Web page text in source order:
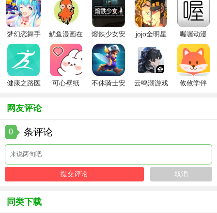
4. 离线功能完善：支持离线地图下载和离线使用，无需网络
也能正常使用。
5. 多语言支持：提供多语言翻译工具，方便国际用户交流。
【探号app用法】
1. 注册登录：下载并安装探号App后，进行注册并登录。
享的内容。
3. 搜索目的地：通过关键词搜索想要前往的地点，查看详细
信息。
4. 记录轨迹：在探险过程中，开启GPS轨迹记录功能，记录
自己的行程。
与其他用户互动交流。
梦幻恋舞手
游
鱿鱼漫画在
线版
熔鉄少女安
卓版
jojo全明星
物
喔喔动漫
健康之路医
可心壁纸
不休骑士安
云鸣潮游戏 攸攸学伴
网友评论
0 条评论
同类下载